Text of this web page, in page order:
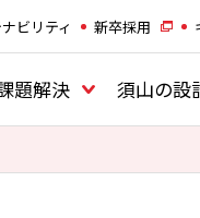
ビリティ 新卒採用
題解決 須山の設